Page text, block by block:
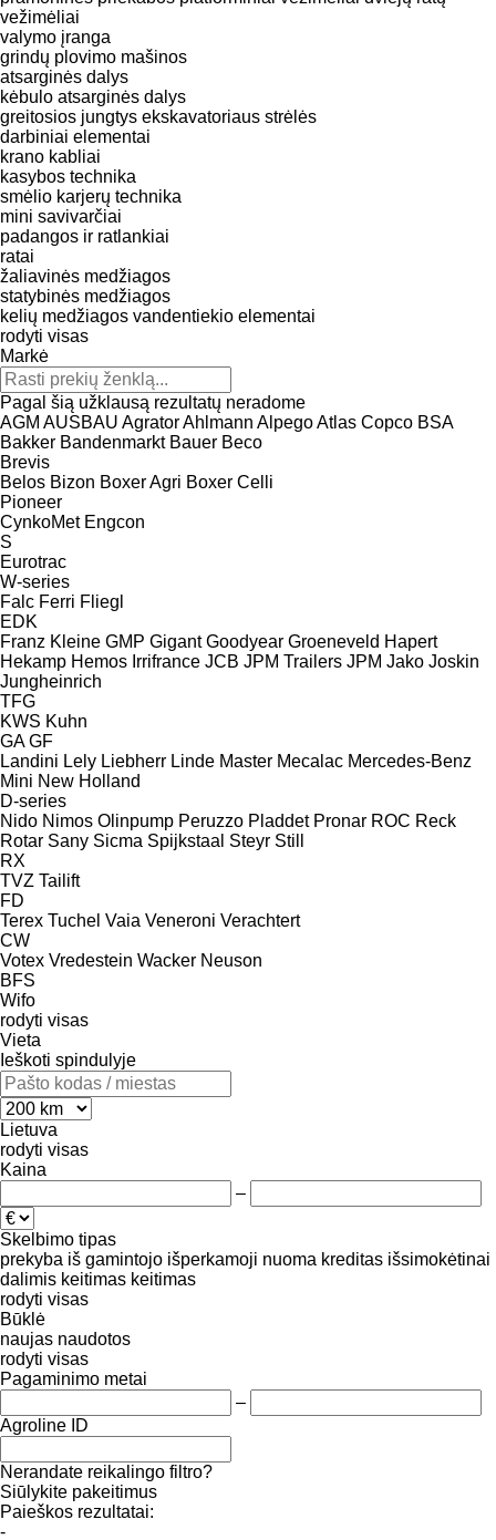
vežimėliai
valymo įranga
grindų plovimo mašinos
atsarginės dalys
kėbulo atsarginės dalys
greitosios jungtys ekskavatoriaus strėlės
darbiniai elementai
krano kabliai
kasybos technika
smėlio karjerų technika
mini savivarčiai
padangos ir ratlankiai
ratai
žaliavinės medžiagos
statybinės medžiagos
kelių medžiagos vandentiekio elementai
rodyti visas
Markė
Pagal šią užklausą rezultatų neradome
AGM AUSBAU AgratorAhlmann AlpegoAtlas Copco BSA
Bakker Bandenmarkt Bauer Beco
Brevis
Belos Bizon Boxer Agri Boxer Celli
Pioneer
CynkoMet Engcon
S
Eurotrac
W-series
Falc Ferri Fliegl
EDK
Franz Kleine GMP Gigant Goodyear Groeneveld Hapert
Hekamp Hemos Irrifrance JCB JPM Trailers JPM Jako Joskin
Jungheinrich
TFG
KWS Kuhn
GA GF
Landini Lely Liebherr Linde Master Mecalac Mercedes-Benz
Mini New Holland
D-series
Nido Nimos Olinpump Peruzzo Pladdet Pronar ROC Reck
Rotar Sany Sicma Spijkstaal Steyr Still
RX
TVZ Tailift
FD
Terex Tuchel Vaia Veneroni Verachtert
CW
Votex Vredestein Wacker Neuson
BFS
Wifo
rodyti visas
Vieta
Ieškoti spindulyje
Lietuva
rodyti visas
Kaina
–
Skelbimo tipas
prekyba iš gamintojo išperkamoji nuoma kreditas išsimokėtinai
dalimis keitimas keitimas
rodyti visas
Būklė
naujas naudotos
rodyti visas
Pagaminimo metai
–
Agroline ID
Nerandate reikalingo filtro?
Siūlykite pakeitimus
Paieškos rezultatai:
-